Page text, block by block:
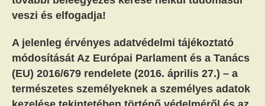
veszi és elfogadja!
A jelenleg érvényes adatvédelmi tájékoztató
módosítását Az Európai Parlament és a Tanács
(EU) 2016/679 rendelete (2016. április 27.) – a
természetes személyeknek a személyes adatok